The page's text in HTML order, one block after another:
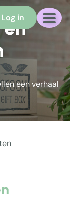
Log in
een verhaal